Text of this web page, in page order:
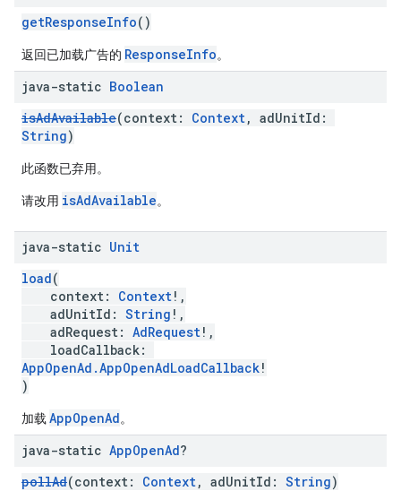
getResponseInfo()
返回已加载广告的 ResponseInfo。
java-static Boolean
isAdAvailable(context: Context, adUnitId:
String)
此函数已弃用。
请改用 isAdAvailable。
java-static Unit
load(
context: Context!,
adUnitId: String !,
adRequest: AdRequest!,
loadCallback:
AppOpenAd.AppOpenAdLoadCallback!
)
加载 AppOpenAd。
java-static AppOpenAd?
pollAd(context: Context, adUnitId: String)